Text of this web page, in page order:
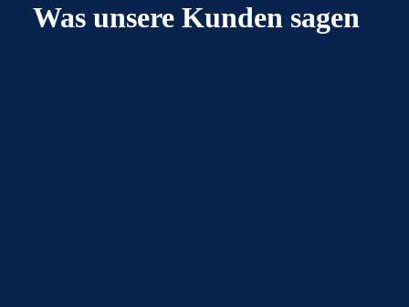
Was unsere Kunden sagen